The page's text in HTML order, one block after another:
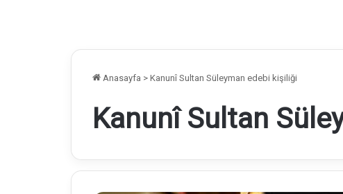
Anasayfa > Kanunî Sultan Süleyman edebi kişiliği
Kanunî Sultan